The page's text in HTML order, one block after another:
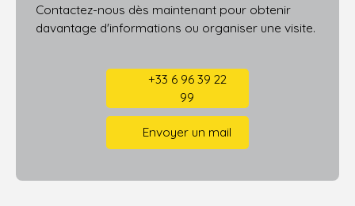
Contactez-nous dès maintenant pour obtenir
davantage d'informations ou organiser une visite.
+33 6 96 39 22
99
Envoyer un mail